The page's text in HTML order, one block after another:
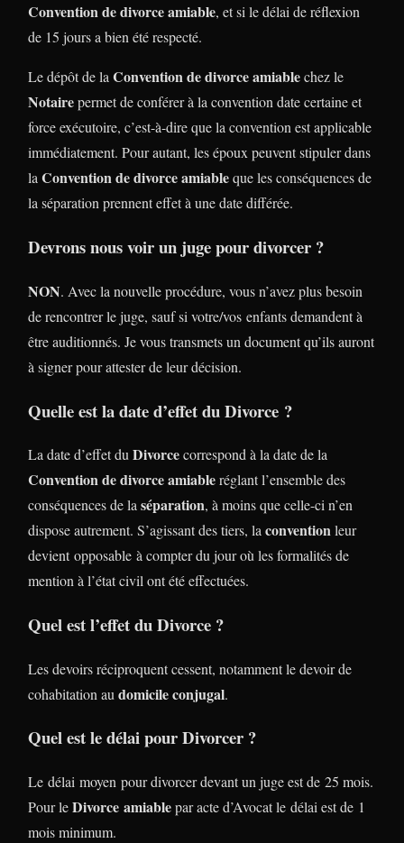
Convention de divorce amiable, et si le délai de réflexion
de 15 jours a bien été respecté.
Le dépôt de laConvention de divorce amiablechez le
Notairepermet de conférer à la convention date certaine et
force exécutoire, c’est-à-dire que la convention est applicable
immédiatement. Pour autant, les époux peuvent stipuler dans
laConvention de divorce amiableque les conséquences de
la séparation prennent effet à une date différée.
Devrons nous voir un juge pour divorcer ?
NON. Avec la nouvelle procédure, vous n’avez plus besoin
de rencontrer le juge, sauf si votre/vos enfants demandent à
être auditionnés. Je vous transmets un document qu’ils auront
à signer pour attester de leur décision.
Quelle est la date d’effet du Divorce ?
La date d’effet duDivorcecorrespond à la date de la
Convention de divorce amiableréglant l’ensemble des
conséquences de laséparation, à moins que celle-ci n’en
dispose autrement. S’agissant des tiers, laconventionleur
devient opposable à compter du jour où les formalités de
mention à l’état civil ont été effectuées.
Quel est l’effet du Divorce ?
Les devoirs réciproquent cessent, notamment le devoir de
cohabitation au domicile conjugal.
Quel est le délai pour Divorcer ?
Le délai moyen pour divorcer devant un juge est de 25 mois.
Pour leDivorce amiablepar acte d’Avocat le délai est de 1
mois minimum.